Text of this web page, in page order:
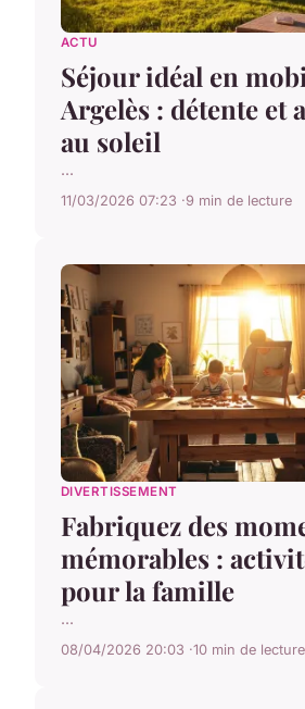
ACTU
Séjour idéal en
Argelès : détente et
au soleil
...
11/03/2026 07:23 9 min de lecture
DIVERTISSEMENT
Fabriquez des
mémorables :
pour la famille
...
08/04/2026 20:03 10 min de lecture